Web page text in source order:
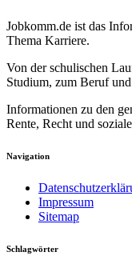
Jobkomm.de ist das
Thema Karriere.
Von der schulischen
Studium, zum Beruf
Informationen zu den
Rente, Recht und
Navigation
Impressum
Sitemap
Schlagwörter